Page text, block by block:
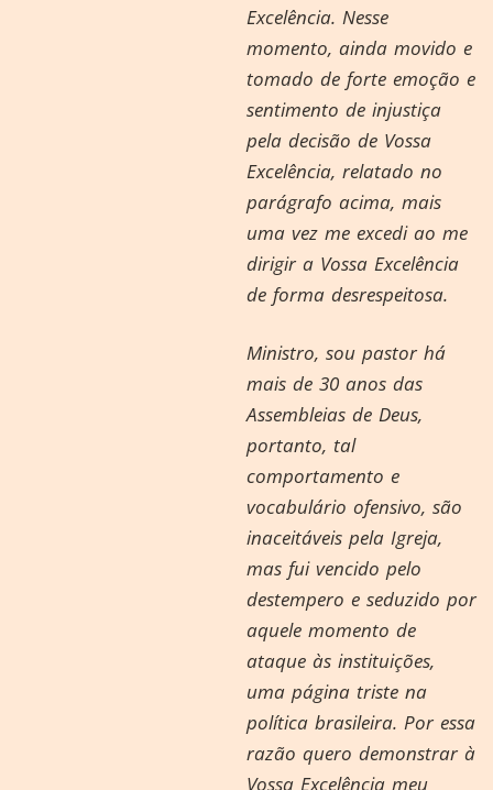
Excelência. Nesse
momento, ainda movido e
tomado de forte emoção e
sentimento de injustiça
pela decisão de Vossa
Excelência, relatado no
parágrafo acima, mais
uma vez me excedi ao me
dirigir a Vossa Excelência
de forma desrespeitosa.
Ministro, sou pastor há
mais de 30 anos das
Assembleias de Deus,
portanto, tal
comportamento e
vocabulário ofensivo, são
inaceitáveis pela Igreja,
mas fui vencido pelo
destempero e seduzido por
aquele momento de
ataque às instituições,
uma página triste na
política brasileira. Por essa
razão quero demonstrar à
Vossa Excelência meu